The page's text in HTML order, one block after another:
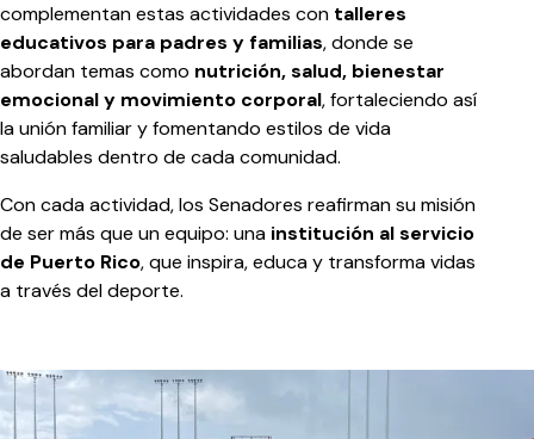
complementan estas actividades con talleres
educativos para padres y familias, donde se
abordan temas como nutrición, salud, bienestar
emocional y movimiento corporal, fortaleciendo así
la unión familiar y fomentando estilos de vida
saludables dentro de cada comunidad.
Con cada actividad, los Senadores reafirman su misión
de ser más que un equipo: una institución al servicio
de Puerto Rico, que inspira, educa y transforma vidas
a través del deporte.